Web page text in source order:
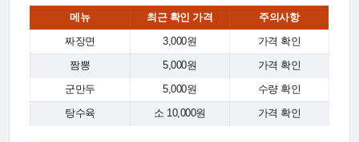
메뉴 최근 확인 가격 주의사항
짜장면 3,000원 가격 확인
짬뽕 5,000원 가격 확인
군만두 5,000원 수량 확인
탕수육 소 10,000원 가격 확인